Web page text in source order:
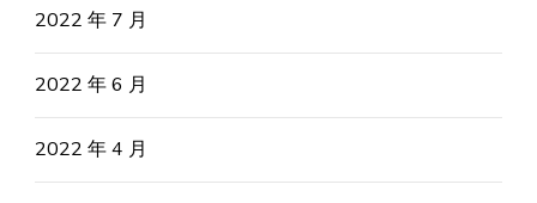
2022 年 7 月
2022 年 6 月
2022 年 4 月